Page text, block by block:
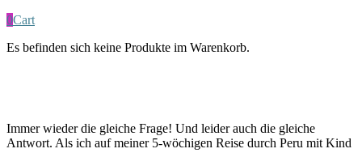
0Cart
Es befinden sich keine Produkte im Warenkorb.
Immer wieder die gleiche Frage! Und leider auch die gleiche
Antwort. Als ich auf meiner 5-wöchigen Reise durch Peru mit Kind